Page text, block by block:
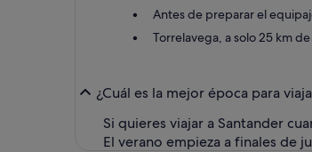
Antes de preparar el
Torrelavega, a solo 25 km
¿Cuál es la mejor época para
Si quieres viajar a Santander
El verano empieza a finales de